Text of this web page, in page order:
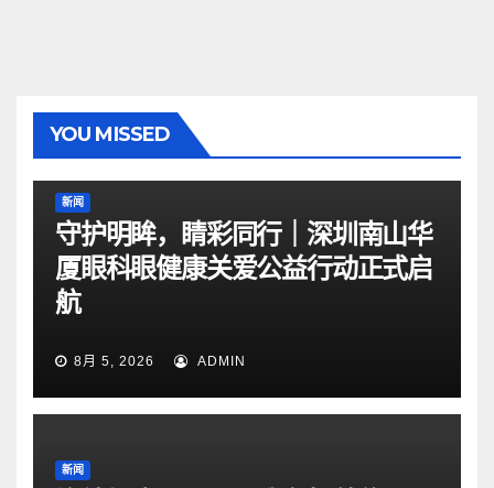
YOU MISSED
新闻
守护明眸，睛彩同行｜深圳南山华
厦眼科眼健康关爱公益行动正式启
航
8月 5, 2026 ADMIN
新闻